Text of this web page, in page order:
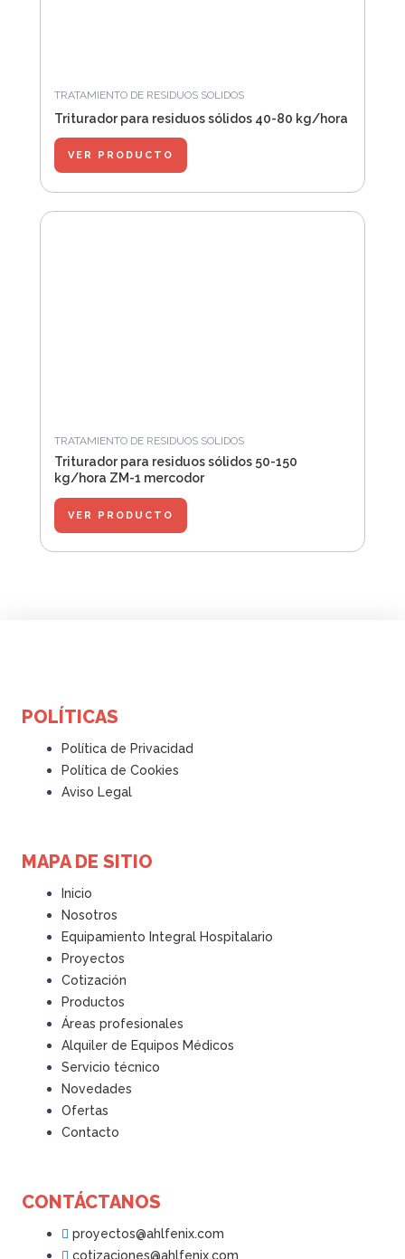
TRATAMIENTO DE RESIDUOS SOLIDOS
Triturador para residuos sólidos 40-80 kg/hora
VER PRODUCTO
TRATAMIENTO DE RESIDUOS SOLIDOS
Triturador para residuos sólidos 50-150
kg/hora ZM-1 mercodor
VER PRODUCTO
POLÍTICAS
Política de Privacidad
Política de Cookies
Aviso Legal
MAPA DE SITIO
Inicio
Nosotros
Equipamiento Integral Hospitalario
Proyectos
Cotización
Productos
Áreas profesionales
Alquiler de Equipos Médicos
Servicio técnico
Novedades
Ofertas
Contacto
CONTÁCTANOS
proyectos@ahlfenix.com
cotizaciones@ahlfenix.com